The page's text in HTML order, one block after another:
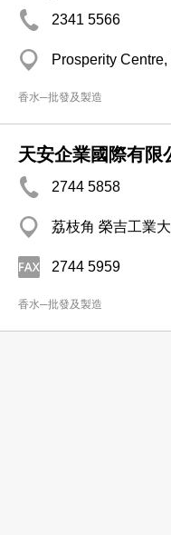
2341 5566
Prosperity
香水─批發及製造
天安企業國際有限
2744 5858
荔枝角 榮吉工業
2744 5959
香水─批發及製造